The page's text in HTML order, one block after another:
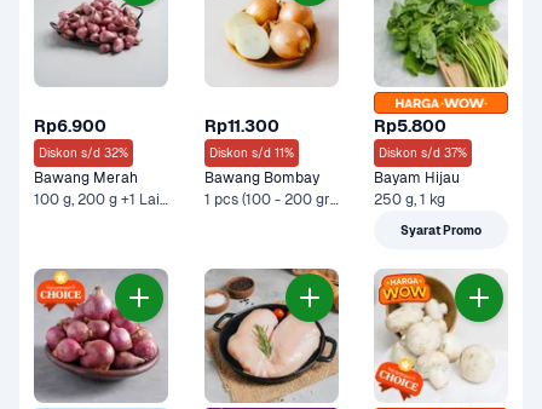
Rp6.900
Diskon s/d 32%
Bawang Merah
100 g, 200 g +1 Lainnya
Rp11.300
Diskon s/d 11%
Bawang Bombay
1 pcs (100 - 200 gram), 1 Kg
Rp5.800
Diskon s/d 37%
Bayam Hijau
250 g, 1 kg
Syarat Promo